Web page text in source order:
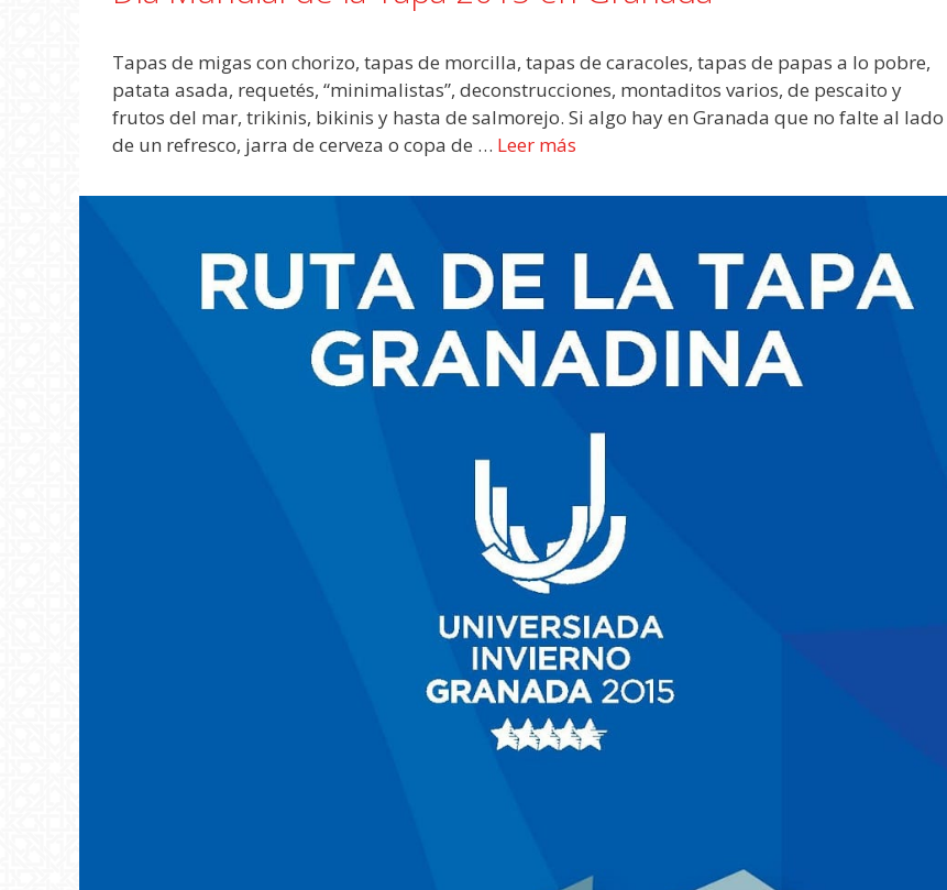
Tapas de migas con chorizo, tapas de morcilla, tapas de caracoles, tapas de papas a lo pobre,
patata asada, requetés, “minimalistas”, deconstrucciones, montaditos varios, de pescaito y
frutos del mar, trikinis, bikinis y hasta de salmorejo. Si algo hay en Granada que no falte al lado
de un refresco, jarra de cerveza o copa de … Leer más